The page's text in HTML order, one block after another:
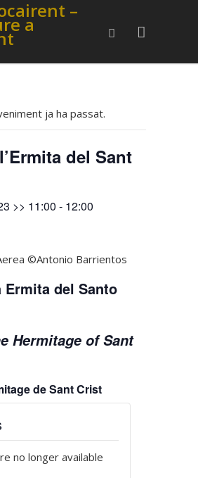
ja ha passat.
del Sant
>> 11:00 - 12:00
Ermita del Santo
Hermitage of Sant
de Sant Crist
no longer available